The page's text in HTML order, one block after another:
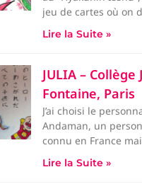
jeu de cartes où on
retrouver le poème
Lire la Suite »
JULIA – Collège
Fontaine, Paris
J’ai choisi le
Andaman, un
connu en France
bercé mon enfance
ce
Lire la Suite »